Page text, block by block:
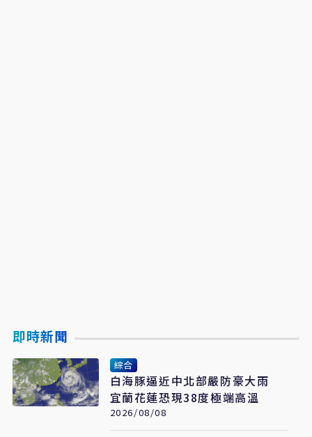
即時新聞
綜合
白海豚逼近中北部嚴防豪大雨
宜蘭花蓮恐現38度極端高溫
2026/08/08